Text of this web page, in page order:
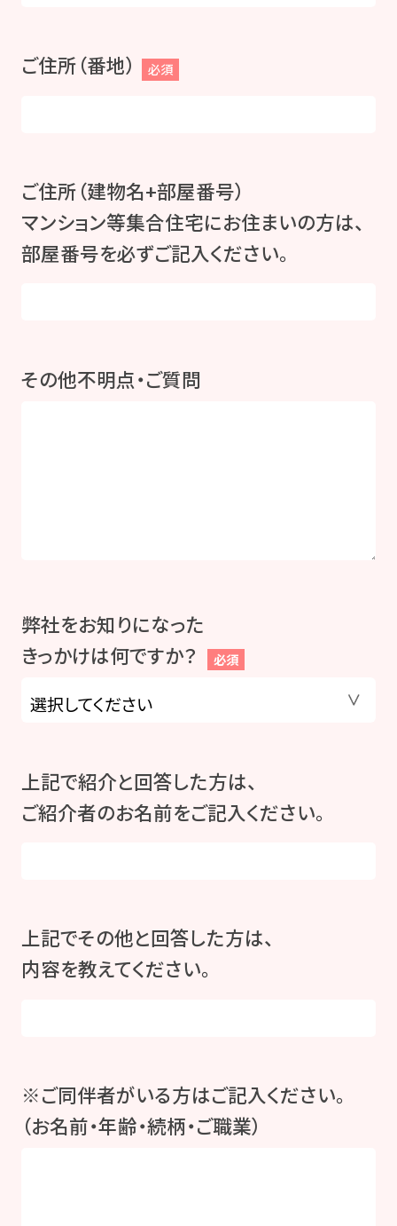
ご住所（番地） 必須
ご住所（建物名+部屋番号）
マンション等集合住宅にお住まいの方は、
部屋番号を必ずご記入ください。
その他不明点・ご質問
弊社をお知りになった
きっかけは何ですか？
必須
上記で紹介と回答した方は、
ご紹介者のお名前をご記入ください。
上記でその他と回答した方は、
内容を教えてください。
※ご同伴者がいる方はご記入ください。
（お名前・年齢・続柄・ご職業）